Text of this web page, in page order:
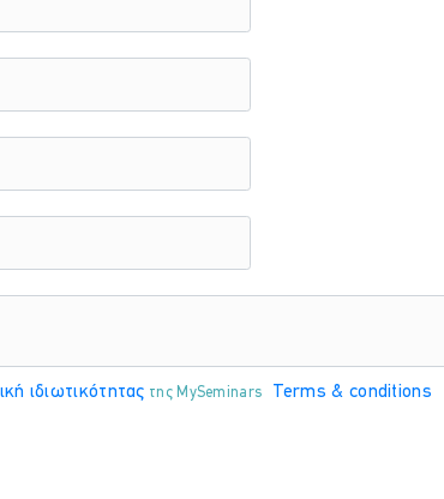
ιδιωτικότητας της MySeminars Terms & conditions